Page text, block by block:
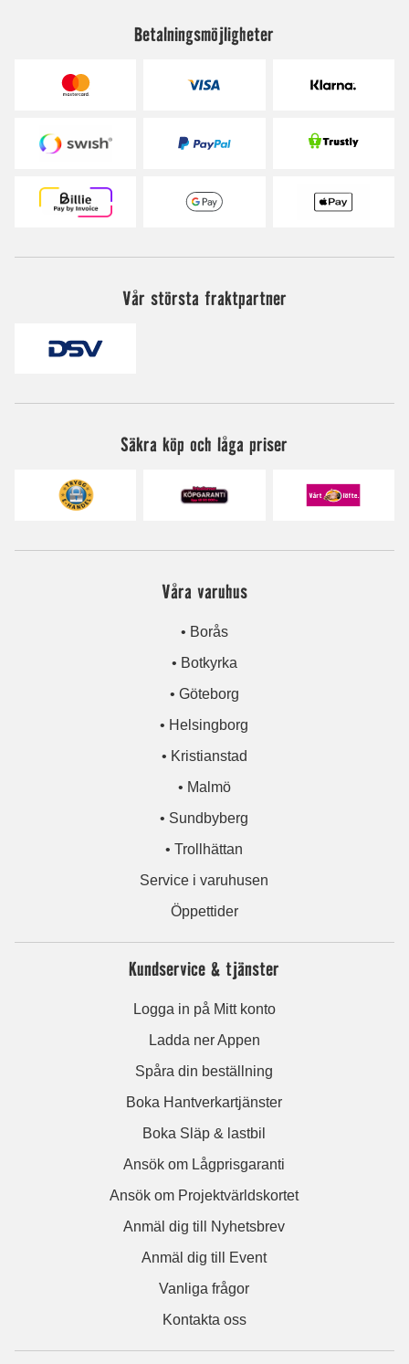
Betalningsmöjligheter
Vår största fraktpartner
Säkra köp och låga priser
Våra varuhus
• Borås
• Botkyrka
• Göteborg
• Helsingborg
• Kristianstad
• Malmö
• Sundbyberg
• Trollhättan
Service i varuhusen
Öppettider
Kundservice & tjänster
Logga in på Mitt konto
Ladda ner Appen
Spåra din beställning
Boka Hantverkartjänster
Boka Släp & lastbil
Ansök om Lågprisgaranti
Ansök om Projektvärldskortet
Anmäl dig till Nyhetsbrev
Anmäl dig till Event
Vanliga frågor
Kontakta oss